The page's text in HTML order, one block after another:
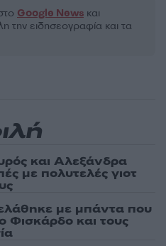
Google News και
την ειδησεογραφία και τα
και Αλεξάνδρα
με πολυτελές γιοτ
με μπάντα που
Φισκάρδο και τους